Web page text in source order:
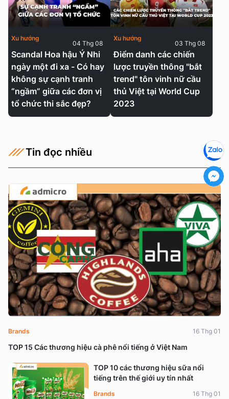
Scandal Hoa hậu Ý Nhi
ngày một đi xa - Có hay
không sự cạnh tranh
“ngầm” giữa các đơn vị
tổ chức thi sắc đẹp?
Xu hướng
04 Thg 08
Điểm danh các chiến
lược truyền thông "bắt
trend" tôn vinh nữ cầu
thủ Việt tại World Cup
2023
Xu hướng
03 Thg 08
Tin đọc nhiều
TOP 15 Các thương hiệu cà phê nổi tiếng ở Việt Nam
Brands 16 Thg 01
TOP 10 các thương hiệu sữa nổi
tiếng trên thế giới uy tín nhất
Brands 16 Thg 01